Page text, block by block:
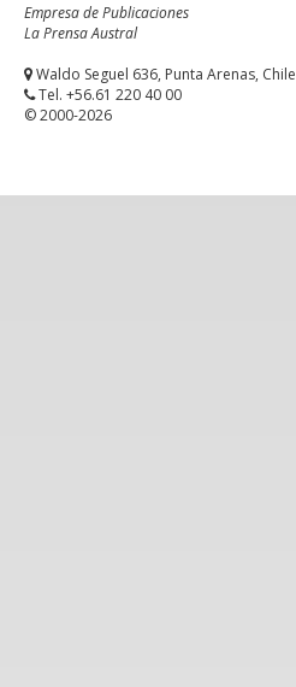
Empresa de Publicaciones
La Prensa Austral
Waldo Seguel 636, Punta Arenas, Chile
Tel. +56.61 220 40 00
© 2000-2026